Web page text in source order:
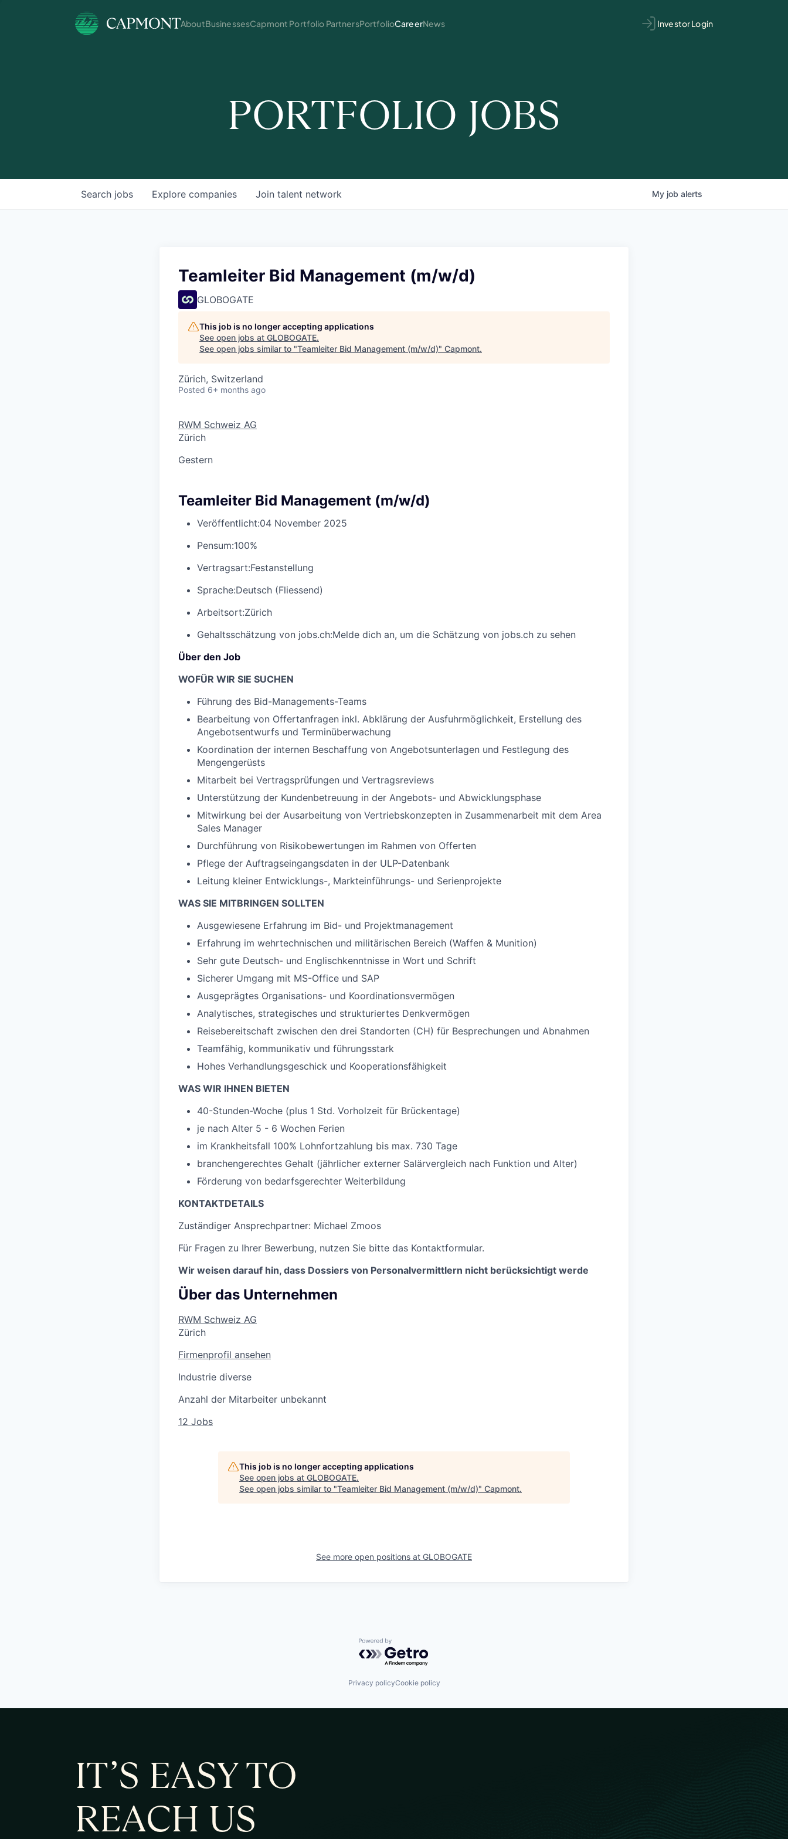
AboutBusinessesCapmont Portfolio PartnersPortfolioCareerNews Investor Login
PORTFOLIO JOBS
Search jobs Explore companies Join talent network My job alerts
Teamleiter Bid Management (m/w/d)
GLOBOGATE
This job is no longer accepting applications
See open jobs at GLOBOGATE.
See open jobs similar to "Teamleiter Bid Management (m/w/d)" Capmont.
Zürich, Switzerland
Posted 6+ months ago
RWM Schweiz AG
Zürich
Gestern
Teamleiter Bid Management (m/w/d)
Veröffentlicht:04 November 2025
Pensum:100%
Vertragsart:Festanstellung
Sprache:Deutsch (Fliessend)
Arbeitsort:Zürich
Gehaltsschätzung von jobs.ch:Melde dich an, um die Schätzung von jobs.ch zu sehen
Über den Job
WOFÜR WIR SIE SUCHEN
Führung des Bid-Managements-Teams
Bearbeitung von Offertanfragen inkl. Abklärung der Ausfuhrmöglichkeit, Erstellung des
Angebotsentwurfs und Terminüberwachung
Koordination der internen Beschaffung von Angebotsunterlagen und Festlegung des
Mengengerüsts
Mitarbeit bei Vertragsprüfungen und Vertragsreviews
Unterstützung der Kundenbetreuung in der Angebots- und Abwicklungsphase
Mitwirkung bei der Ausarbeitung von Vertriebskonzepten in Zusammenarbeit mit dem Area
Sales Manager
Durchführung von Risikobewertungen im Rahmen von Offerten
Pflege der Auftragseingangsdaten in der ULP-Datenbank
Leitung kleiner Entwicklungs-, Markteinführungs- und Serienprojekte
WAS SIE MITBRINGEN SOLLTEN
Ausgewiesene Erfahrung im Bid- und Projektmanagement
Erfahrung im wehrtechnischen und militärischen Bereich (Waffen & Munition)
Sehr gute Deutsch- und Englischkenntnisse in Wort und Schrift
Sicherer Umgang mit MS-Office und SAP
Ausgeprägtes Organisations- und Koordinationsvermögen
Analytisches, strategisches und strukturiertes Denkvermögen
Reisebereitschaft zwischen den drei Standorten (CH) für Besprechungen und Abnahmen
Teamfähig, kommunikativ und führungsstark
Hohes Verhandlungsgeschick und Kooperationsfähigkeit
WAS WIR IHNEN BIETEN
40-Stunden-Woche (plus 1 Std. Vorholzeit für Brückentage)
je nach Alter 5 - 6 Wochen Ferien
im Krankheitsfall 100% Lohnfortzahlung bis max. 730 Tage
branchengerechtes Gehalt (jährlicher externer Salärvergleich nach Funktion und Alter)
Förderung von bedarfsgerechter Weiterbildung
KONTAKTDETAILS
Zuständiger Ansprechpartner: Michael Zmoos
Für Fragen zu Ihrer Bewerbung, nutzen Sie bitte das Kontaktformular.
Wir weisen darauf hin, dass Dossiers von Personalvermittlern nicht berücksichtigt werde
Über das Unternehmen
RWM Schweiz AG
Zürich
Firmenprofil ansehen
Industrie diverse
Anzahl der Mitarbeiter unbekannt
12 Jobs
This job is no longer accepting applications
See open jobs at GLOBOGATE.
See open jobs similar to "Teamleiter Bid Management (m/w/d)" Capmont.
See more open positions at GLOBOGATE
Powered by Getro.com
Privacy policyCookie policy
IT’S EASY TO
REACH US